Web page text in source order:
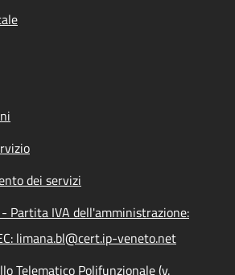
dei servizi
Partita IVA dell'amministrazione:
limana.bl@cert.ip-veneto.net
Telematico Polifunzionale (v.